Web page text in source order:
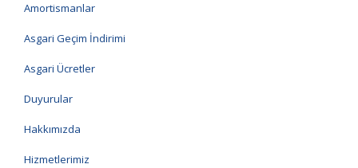
Amortismanlar
Asgari Geçim İndirimi
Asgari Ücretler
Duyurular
Hakkımızda
Hizmetlerimiz